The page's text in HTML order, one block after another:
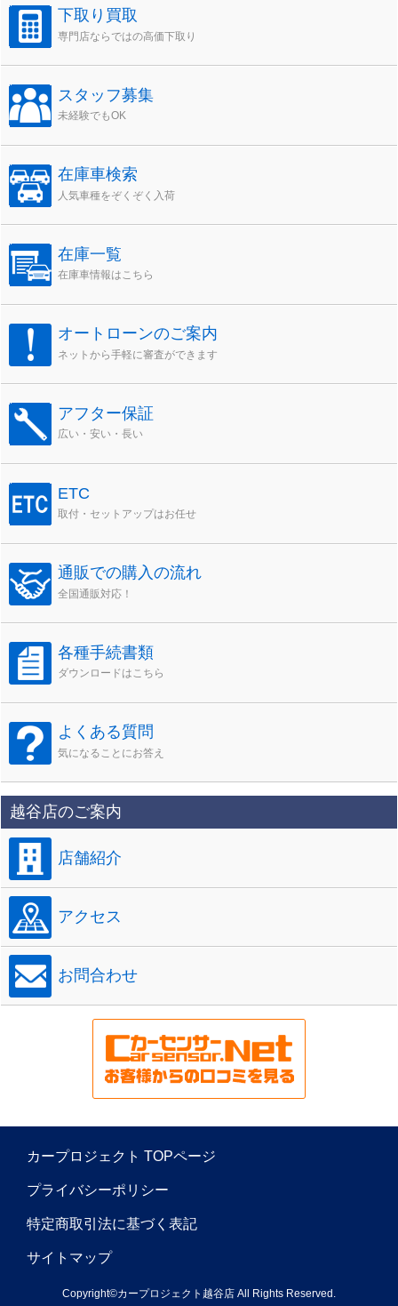
下取り買取
専門店ならではの高価下取り
スタッフ募集
未経験でもOK
在庫車検索
人気車種をぞくぞく入荷
在庫一覧
在庫車情報はこちら
オートローンのご案内
ネットから手軽に審査ができます
アフター保証
広い・安い・長い
ETC
取付・セットアップはお任せ
通販での購入の流れ
全国通販対応！
各種手続書類
ダウンロードはこちら
よくある質問
気になることにお答え
越谷店のご案内
店舗紹介
アクセス
お問合わせ
カープロジェクト TOPページ
プライバシーポリシー
特定商取引法に基づく表記
サイトマップ
Copyright©カープロジェクト越谷店 All Rights Reserved.